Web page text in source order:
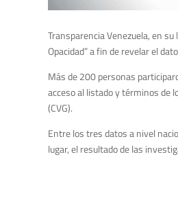
Transparencia Venezuela, en
Opacidad” a fin de revelar el
Más de 200 personas
acceso al listado y términos de
(CVG).
Entre los tres datos a nivel
lugar, el resultado de las